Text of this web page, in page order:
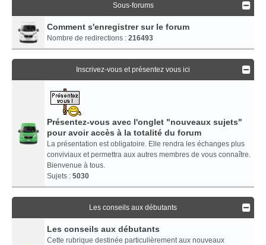
Sous-forums
Comment s'enregistrer sur le forum
Nombre de redirections : 216493
Inscrivez-vous et présentez vous ici
Présentez-vous avec l'onglet "nouveaux sujets"
pour avoir accès à la totalité du forum
La présentation est obligatoire. Elle rendra les échanges plus
conviviaux et permettra aux autres membres de vous connaître.
Bienvenue à tous.
Sujets : 5030
Les conseils aux débutants
Les conseils aux débutants
Cette rubrique destinée particulièrement aux nouveaux